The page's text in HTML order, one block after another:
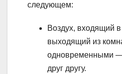
следующем:
Воздух, входящий в
выходящий из
одновременными
друг другу.